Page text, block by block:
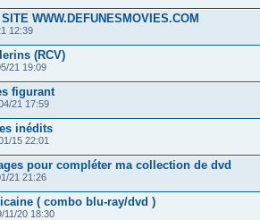
WWW.DEFUNESMOVIES.COM
12:39
(RCV)
21 19:09
figurant
21 17:59
inédits
15 22:01
pour compléter ma collection de dvd
21 21:26
( combo blu-ray/dvd )
11/20 18:30